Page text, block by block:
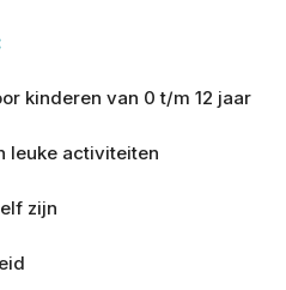
kinderen van 0 t/m 12 jaar
leuke activiteiten
zijn